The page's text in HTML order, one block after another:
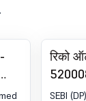
रिको
SEBI